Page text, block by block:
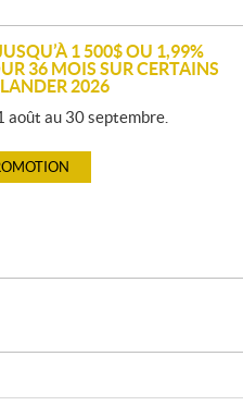
1 500$ OU 1,99%
36 MOIS SUR CERTAINS
2026
août au 30 septembre.